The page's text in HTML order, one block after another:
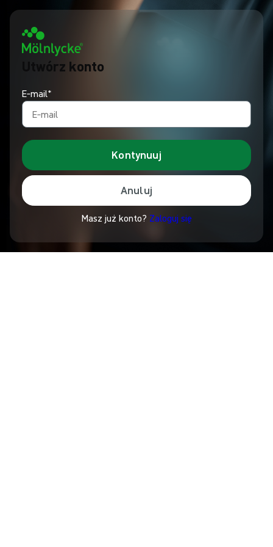
Utwórz konto
E‑mail*
Kontynuuj
Anuluj
Masz już konto? Zaloguj się